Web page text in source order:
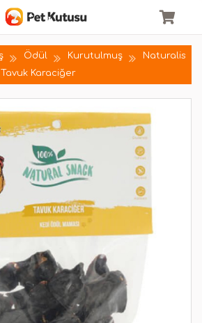
Ödül Kurutulmuş
Naturalis
Karaciğer